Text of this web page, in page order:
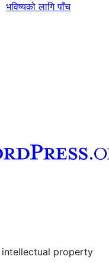
भविष्यको लागि पाँच
intellectual property